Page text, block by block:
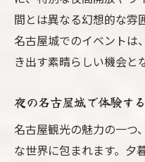
間とは異なる幻想的な雰
名古屋城でのイベントは
き出す素晴らしい機会と
夜の名古屋城で体験す
名古屋観光の魅力の一つ
な世界に包まれます。夕